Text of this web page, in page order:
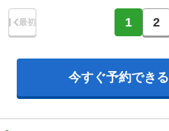
最初 1 2
今すぐ予約できる